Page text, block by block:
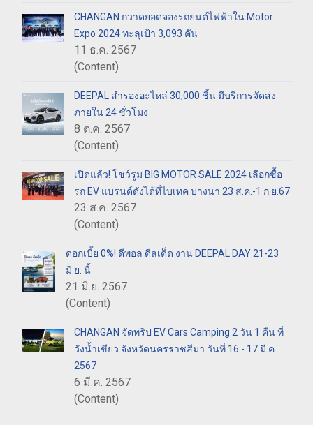
CHANGAN กวาดยอดจองรถยนต์ไฟฟ้าใน Motor
Expo 2024 ทะลุเป้า 3,093 คัน
11 ธ.ค. 2567
(Content)
DEEPAL สำรองอะไหล่ 30,000 ชิ้น มีบริการจัดส่ง
ภายใน 24 ชั่วโมง
8 ต.ค. 2567
(Content)
เปิดแล้ว! โชว์รูม BIG MOTOR SALE 2024 เลือกซื้อ
รถ EV แบรนด์ดังได้ที่ไบเทค บางนา 23 ส.ค.-1 ก.ย.67
23 ส.ค. 2567
(Content)
ดอกเบี้ย 0%! ดีพอล ดีลเด็ด งาน DEEPAL DAY 21-23
มิ.ย. นี้
21 มิ.ย. 2567
(Content)
CHANGAN จัดทริป EV Cars Camping 2 วัน 1 คืน ที่
วังน้ำเขียว จังหวัดนครราชสีมา วันที่ 16 - 17 มี.ค.
2567
6 มี.ค. 2567
(Content)